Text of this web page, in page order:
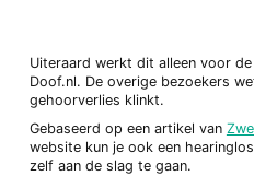
Uiteraard werkt dit alleen voor
Doof.nl. De overige bezoekers
gehoorverlies klinkt.
Gebaseerd op een artikel van
website kun je ook een
zelf aan de slag te gaan.